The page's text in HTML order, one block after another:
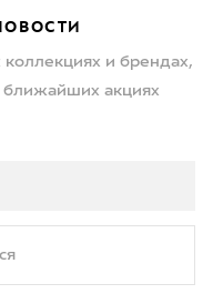
и брендах,
ближайших акциях